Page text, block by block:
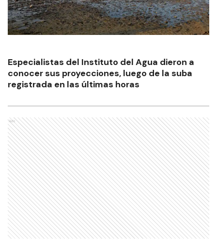
Especialistas del Instituto del Agua dieron a
conocer sus proyecciones, luego de la suba
registrada en las últimas horas
Ads